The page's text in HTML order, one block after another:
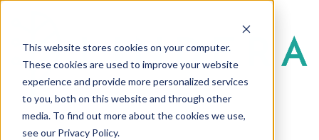
This website stores cookies on your computer.
These cookies are used to improve your website
experience and provide more personalized services
to you, both on this website and through other
media. To find out more about the cookies we use,
see our Privacy Policy.